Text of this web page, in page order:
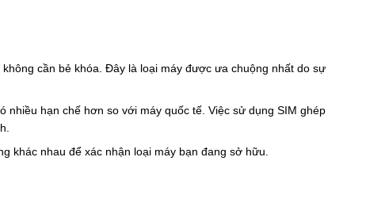
cần bẻ khóa. Đây là loại máy được ưa chuộng nhất do sự
nhiều hạn chế hơn so với máy quốc tế. Việc sử dụng SIM ghép
khác nhau để xác nhận loại máy bạn đang sở hữu.